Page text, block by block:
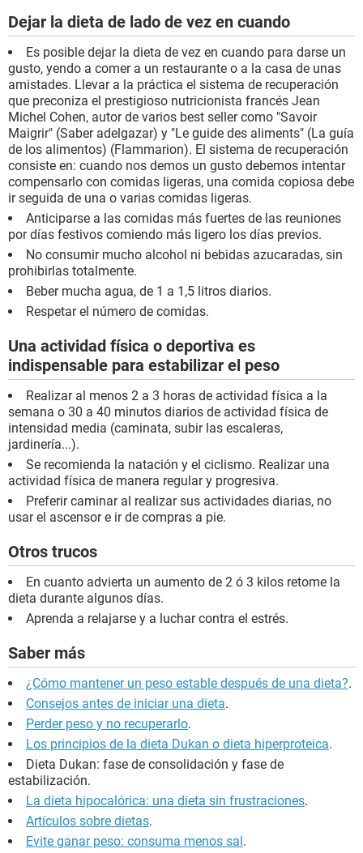
Dejar la dieta de lado de vez en cuando
Es posible dejar la dieta de vez en cuando para darse un
gusto, yendo a comer a un restaurante o a la casa de unas
amistades. Llevar a la práctica el sistema de recuperación
que preconiza el prestigioso nutricionista francés Jean
Michel Cohen, autor de varios best seller como "Savoir
Maigrir" (Saber adelgazar) y "Le guide des aliments" (La guía
de los alimentos) (Flammarion). El sistema de recuperación
consiste en: cuando nos demos un gusto debemos intentar
compensarlo con comidas ligeras, una comida copiosa debe
ir seguida de una o varias comidas ligeras.
Anticiparse a las comidas más fuertes de las reuniones
por días festivos comiendo más ligero los días previos.
No consumir mucho alcohol ni bebidas azucaradas, sin
prohibirlas totalmente.
Beber mucha agua, de 1 a 1,5 litros diarios.
Respetar el número de comidas.
Una actividad física o deportiva es
indispensable para estabilizar el peso
Realizar al menos 2 a 3 horas de actividad física a la
semana o 30 a 40 minutos diarios de actividad física de
intensidad media (caminata, subir las escaleras,
jardinería...).
Se recomienda la natación y el ciclismo. Realizar una
actividad física de manera regular y progresiva.
Preferir caminar al realizar sus actividades diarias, no
usar el ascensor e ir de compras a pie.
Otros trucos
En cuanto advierta un aumento de 2 ó 3 kilos retome la
dieta durante algunos días.
Aprenda a relajarse y a luchar contra el estrés.
Saber más
¿Cómo mantener un peso estable después de una dieta?.
Consejos antes de iniciar una dieta.
Perder peso y no recuperarlo.
Los principios de la dieta Dukan o dieta hiperproteica.
Dieta Dukan: fase de consolidación y fase de
estabilización.
La dieta hipocalórica: una dieta sin frustraciones.
Artículos sobre dietas.
Evite ganar peso: consuma menos sal .